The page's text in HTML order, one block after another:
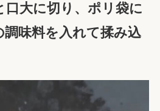
口大に切り、ポリ袋に
調味料を⁡入れて揉み込